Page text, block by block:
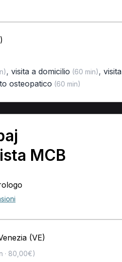
, visita a domicilio (60 min), visita
osteopatico (60 min)
MCB
(VE)
· 80,00€)